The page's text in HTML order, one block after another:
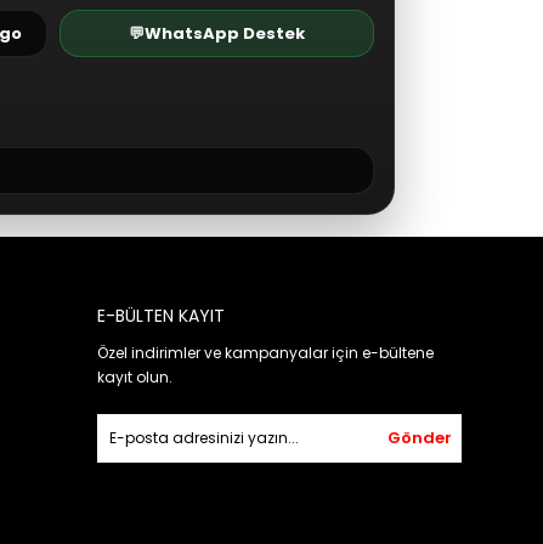
💬WhatsApp Destek
E-BÜLTEN KAYIT
Özel indirimler ve kampanyalar için e-bültene
kayıt olun.
Gönder